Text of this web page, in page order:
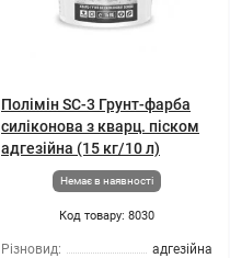
Полімін SC-3 Грунт-фарба
силіконова з кварц. піском
адгезійна (15 кг/10 л)
Немає в наявності
Код товару: 8030
Різновид:
адгезійна